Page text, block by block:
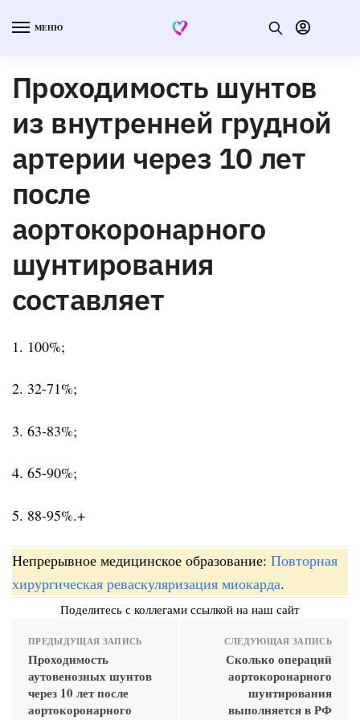
МЕНЮ
Проходимость шунтов
из внутренней грудной
артерии через 10 лет
после
аортокоронарного
шунтирования
составляет
1. 100%;
2. 32-71%;
3. 63-83%;
4. 65-90%;
5. 88-95%.+
Непрерывное медицинское образование: Повторная
хирургическая реваскуляризация миокарда.
Поделитесь с коллегами ссылкой на наш сайт
ПРЕДЫДУЩАЯ ЗАПИСЬ
Проходимость
аутовенозных шунтов
через 10 лет после
аортокоронарного
СЛЕДУЮЩАЯ ЗАПИСЬ
Сколько операций
аортокоронарного
шунтирования
выполняется в РФ